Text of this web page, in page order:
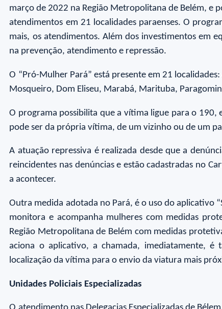
março de 2022 na Região Metropolitana de Belém, e
atendimentos em 21 localidades paraenses. O
mais, os atendimentos. Além dos investimentos em
na prevenção, atendimento e repressão.
O “Pró-Mulher Pará” está presente em 21
Mosqueiro, Dom Eliseu, Marabá, Marituba,
O programa possibilita que a vítima ligue para o 190,
pode ser da própria vítima, de um vizinho ou de um
A atuação repressiva é realizada desde que a
reincidentes nas denúncias e estão cadastradas no
a acontecer.
Outra medida adotada no Pará, é o uso do aplicativo
monitora e acompanha mulheres com medidas
Região Metropolitana de Belém com medidas
aciona o aplicativo, a chamada, imediatamente, é
localização da vítima para o envio da viatura mais
Unidades Policiais Especializadas